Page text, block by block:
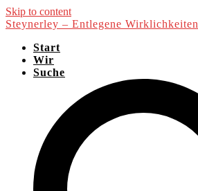
Skip to content
Steynerley – Entlegene Wirklichkeiten
Start
Wir
Suche